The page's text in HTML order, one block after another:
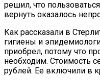
решил, что
вернуть оказалось
Как рассказали в
гигиены и
приобрел, потому что
необходим. Стоимость
рублей. Ее включили в